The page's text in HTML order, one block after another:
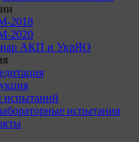
2018
2020
АКП и УкрЯО
испытания